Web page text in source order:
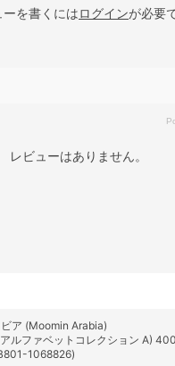
を書くにはログインが必要
レビューはありません。
ア (Moomin Arabia)
ルファベットコレクション A)
1068826)